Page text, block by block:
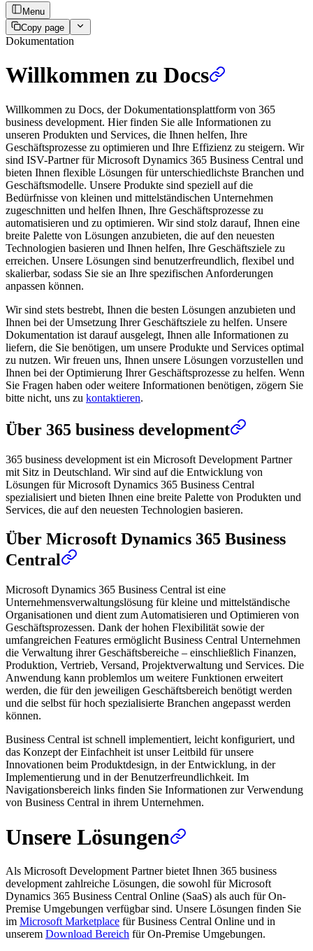
Menu
Copy page
Dokumentation
Willkommen zu Docs
Willkommen zu Docs, der Dokumentationsplattform von 365
business development. Hier finden Sie alle Informationen zu
unseren Produkten und Services, die Ihnen helfen, Ihre
Geschäftsprozesse zu optimieren und Ihre Effizienz zu steigern. Wir
sind ISV-Partner für Microsoft Dynamics 365 Business Central und
bieten Ihnen flexible Lösungen für unterschiedlichste Branchen und
Geschäftsmodelle. Unsere Produkte sind speziell auf die
Bedürfnisse von kleinen und mittelständischen Unternehmen
zugeschnitten und helfen Ihnen, Ihre Geschäftsprozesse zu
automatisieren und zu optimieren. Wir sind stolz darauf, Ihnen eine
breite Palette von Lösungen anzubieten, die auf den neuesten
Technologien basieren und Ihnen helfen, Ihre Geschäftsziele zu
erreichen. Unsere Lösungen sind benutzerfreundlich, flexibel und
skalierbar, sodass Sie sie an Ihre spezifischen Anforderungen
anpassen können.
Wir sind stets bestrebt, Ihnen die besten Lösungen anzubieten und
Ihnen bei der Umsetzung Ihrer Geschäftsziele zu helfen. Unsere
Dokumentation ist darauf ausgelegt, Ihnen alle Informationen zu
liefern, die Sie benötigen, um unsere Produkte und Services optimal
zu nutzen. Wir freuen uns, Ihnen unsere Lösungen vorzustellen und
Ihnen bei der Optimierung Ihrer Geschäftsprozesse zu helfen. Wenn
Sie Fragen haben oder weitere Informationen benötigen, zögern Sie
bitte nicht, uns zu kontaktieren.
Über 365 business development
365 business development ist ein Microsoft Development Partner
mit Sitz in Deutschland. Wir sind auf die Entwicklung von
Lösungen für Microsoft Dynamics 365 Business Central
spezialisiert und bieten Ihnen eine breite Palette von Produkten und
Services, die auf den neuesten Technologien basieren.
Über Microsoft Dynamics 365 Business
Central
Microsoft Dynamics 365 Business Central ist eine
Unternehmensverwaltungslösung für kleine und mittelständische
Organisationen und dient zum Automatisieren und Optimieren von
Geschäftsprozessen. Dank der hohen Flexibilität sowie der
umfangreichen Features ermöglicht Business Central Unternehmen
die Verwaltung ihrer Geschäftsbereiche – einschließlich Finanzen,
Produktion, Vertrieb, Versand, Projektverwaltung und Services. Die
Anwendung kann problemlos um weitere Funktionen erweitert
werden, die für den jeweiligen Geschäftsbereich benötigt werden
und die selbst für hoch spezialisierte Branchen angepasst werden
können.
Business Central ist schnell implementiert, leicht konfiguriert, und
das Konzept der Einfachheit ist unser Leitbild für unsere
Innovationen beim Produktdesign, in der Entwicklung, in der
Implementierung und in der Benutzerfreundlichkeit. Im
Navigationsbereich links finden Sie Informationen zur Verwendung
von Business Central in ihrem Unternehmen.
Unsere Lösungen
Als Microsoft Development Partner bietet Ihnen 365 business
development zahlreiche Lösungen, die sowohl für Microsoft
Dynamics 365 Business Central Online (SaaS) als auch für On-
Premise Umgebungen verfügbar sind. Unsere Lösungen finden Sie
im Microsoft Marketplace für Business Central Online und in
unserem Download Bereich für On-Premise Umgebungen.